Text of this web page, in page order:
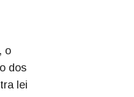
o
dos
lei